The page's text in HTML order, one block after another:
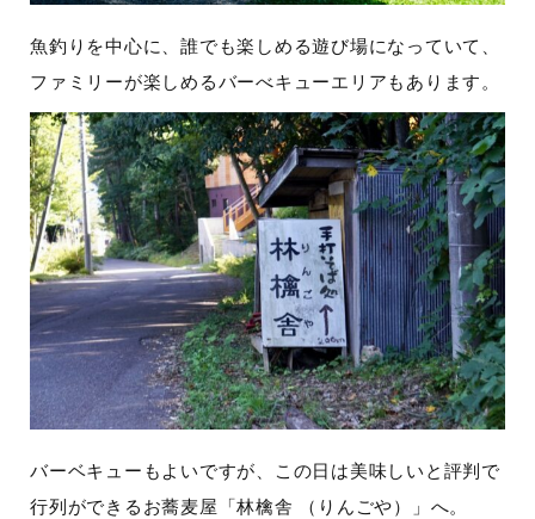
魚釣りを中心に、誰でも楽しめる遊び場になっていて、
ファミリーが楽しめるバーべキューエリアもあります。
バーベキューもよいですが、この日は美味しいと評判で
行列ができるお蕎麦屋「林檎舎 （りんごや）」へ。